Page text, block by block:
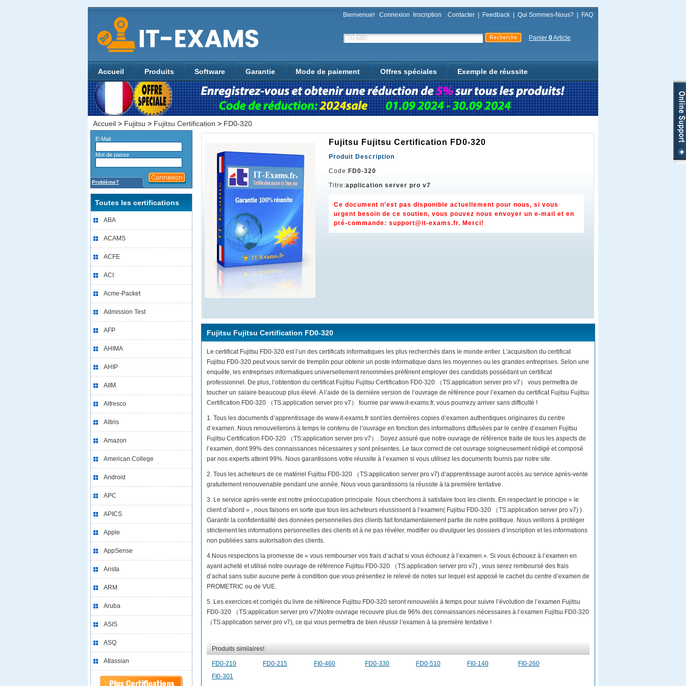
Bienvenue! Connexion Inscription Contacter Feedback Qui Sommes-Nous? FAQ
Panier 0Article
Accueil Produits Software Garantie Mode de paiement Offres spéciales Exemple de réussite
Accueil > Fujitsu > Fujitsu Certification > FD0-320
E-Mail
Mot de passe
Problème?
Toutes les certifications
ABA
ACAMS
ACFE
ACI
Acme-Packet
Admission Test
AFP
AHIMA
AHIP
AIIM
Alfresco
Altiris
Amazon
American College
Android
APC
APICS
Apple
AppSense
Arista
ARM
Aruba
ASIS
ASQ
Atlassian
Fujitsu Fujitsu Certification FD0-320
Produit Description
Code: FD0-320
Titre:application server pro v7
Ce document n'est pas disponible actuellement pour nous, si vous
urgent besoin de ce soutien, vous pouvez nous envoyer un e-mail et en
pré-commande: support@it-exams.fr. Merci!
Fujitsu Fujitsu Certification FD0-320
Le certificat Fujitsu FD0-320 est l’un des certificats informatiques les plus recherchés dans le monde entier. L’acquisition du certificat
Fujitsu FD0-320 peut vous servir de tremplin pour obtenir un poste informatique dans les moyennes ou les grandes entreprises. Selon une
enquête, les entreprises informatiques universellement renommées préfèrent employer des candidats possédant un certificat
professionnel. De plus, l’obtention du certificat Fujitsu Fujitsu Certification FD0-320 （TS:application server pro v7） vous permettra de
toucher un salaire beaucoup plus élevé. A l’aide de la dernière version de l’ouvrage de référence pour l’examen du certificat Fujitsu Fujitsu
Certification FD0-320 （TS:application server pro v7） fournie par www.it-exams.fr, vous pourrezy arriver sans difficulté !
1. Tous les documents d’apprentissage de www.it-exams.fr sont les dernières copies d’examen authentiques originaires du centre
d’examen. Nous renouvellerons à temps le contenu de l’ouvrage en fonction des informations diffusées par le centre d’examen Fujitsu
Fujitsu Certification FD0-320 （TS:application server pro v7）. Soyez assuré que notre ouvrage de référence traite de tous les aspects de
l’examen, dont 99% des connaissances nécessaires y sont présentes. Le taux correct de cet ouvrage soigneusement rédigé et composé
par nos experts atteint 99%. Nous garantissons votre réussite à l’examen si vous utilisez les documents fournis par notre site.
2. Tous les acheteurs de ce matériel Fujitsu FD0-320 （TS:application server pro v7) d’apprentissage auront accès au service après-vente
gratuitement renouvenable pendant une année. Nous vous garantissons la réussite à la première tentative.
3. Le service après-vente est notre préoccupation principale. Nous cherchons à satisfaire tous les clients. En respectant le principe « le
client d’abord » , nous faisons en sorte que tous les acheteurs réussissent à l’examen( Fujitsu FD0-320 （TS:application server pro v7) ).
Garantir la confidentialité des données personnelles des clients fait fondamentalement partie de notre politique. Nous veillons à protéger
strictement les informations personnelles des clients et à ne pas révéler, modifier ou divulguer les dossiers d’inscription et les informations
non publiées sans autorisation des clients.
4.Nous respectons la promesse de « vous rembourser vos frais d’achat si vous échouez à l’examen ». Si vous échouez à l’examen en
ayant acheté et utilisé notre ouvrage de référence Fujitsu FD0-320 （TS:application server pro v7) , vous serez remboursé des frais
d’achat sans subir aucune perte à condition que vous présentiez le relevé de notes sur lequel est apposé le cachet du centre d’examen de
PROMETRIC ou de VUE.
5. Les exercices et corrigés du livre de référence Fujitsu FD0-320 seront renouvelés à temps pour suivre l’évolution de l’examen Fujitsu
FD0-320 （TS:application server pro v7)Notre ouvrage recouvre plus de 96% des connaissances nécessaires à l’examen Fujitsu FD0-320
（TS:application server pro v7), ce qui vous permettra de bien réussir l’examen à la première tentative !
Produits similaires!
FD0-210 FD0-215 FI0-460 FD0-330 FD0-510 FI0-140
FI0-260
FI0-301